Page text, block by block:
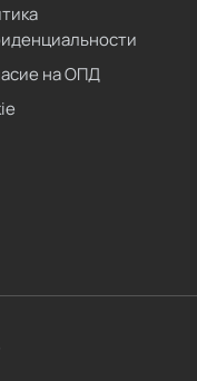
на ОПД